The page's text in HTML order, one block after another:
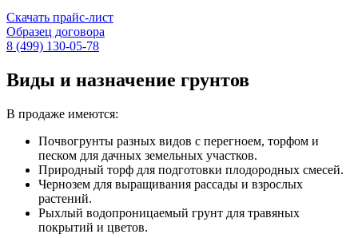
Скачать прайс-лист
Образец договора
8 (499) 130-05-78
Виды и назначение грунтов
В продаже имеются:
Почвогрунты разных видов с перегноем, торфом и
песком для дачных земельных участков.
Природный торф для подготовки плодородных смесей.
Чернозем для выращивания рассады и взрослых
растений.
Рыхлый водопроницаемый грунт для травяных
покрытий и цветов.